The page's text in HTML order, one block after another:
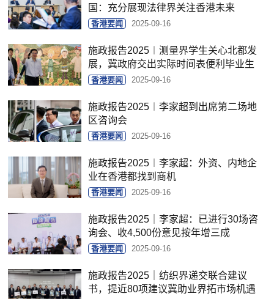
国：充分展现法律界关注香港未来
香港要闻 2025-09-16
施政报告2025︱测量界学生关心北都发
展，冀政府交出实际时间表便利毕业生
香港要闻 2025-09-16
施政报告2025︱李家超到出席第二场地
区咨询会
香港要闻 2025-09-16
施政报告2025︱李家超：外资、内地企
业在香港都找到商机
香港要闻 2025-09-16
施政报告2025｜李家超：已进行30场咨
询会、收4,500份意见按年增三成
香港要闻 2025-09-16
施政报告2025｜纺织界递交联合建议
书，提近80项建议冀助业界拓市场机遇